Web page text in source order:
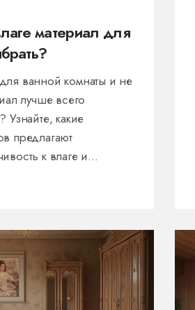
материал для
ванной комнаты и не
лучше всего
Узнайте, какие
предлагают
к влаге и
о том, как они
полезных советов по
выбор и
от повреждений.
больше!